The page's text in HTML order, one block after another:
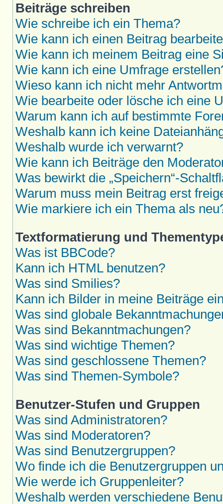
Beiträge schreiben
Wie schreibe ich ein Thema?
Wie kann ich einen Beitrag
Wie kann ich meinem Beitrag eine
Wie kann ich eine Umfrage
Wieso kann ich nicht mehr
Wie bearbeite oder lösche ich eine
Warum kann ich auf bestimmte
Weshalb kann ich keine
Weshalb wurde ich verwarnt?
Wie kann ich Beiträge den
Was bewirkt die „Speichern“-
Warum muss mein Beitrag erst
Wie markiere ich ein Thema als
Textformatierung und
Was ist BBCode?
Kann ich HTML benutzen?
Was sind Smilies?
Kann ich Bilder in meine Beiträge
Was sind globale
Was sind Bekanntmachungen?
Was sind wichtige Themen?
Was sind geschlossene Themen?
Was sind Themen-Symbole?
Benutzer-Stufen und Gruppen
Was sind Administratoren?
Was sind Moderatoren?
Was sind Benutzergruppen?
Wo finde ich die Benutzergruppen
Wie werde ich Gruppenleiter?
Weshalb werden verschiedene